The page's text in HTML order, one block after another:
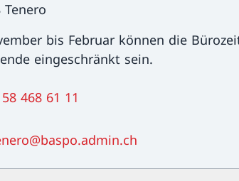
Tenero
bis Februar können die
eingeschränkt sein.
468 61 11